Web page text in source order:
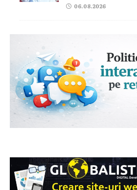
06.08.2026